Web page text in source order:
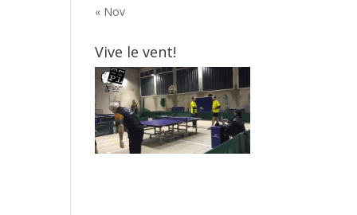
« Nov
Vive le vent!